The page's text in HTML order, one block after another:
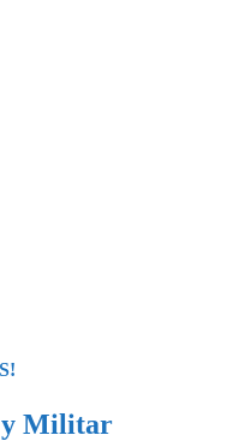
y Militar